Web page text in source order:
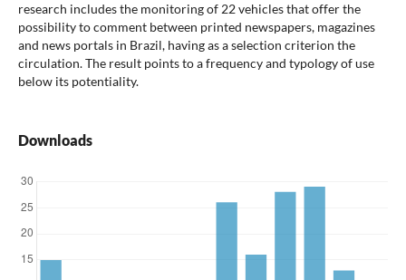
research includes the monitoring of 22 vehicles that offer the
possibility to comment between printed newspapers, magazines
and news portals in Brazil, having as a selection criterion the
circulation. The result points to a frequency and typology of use
below its potentiality.
Downloads